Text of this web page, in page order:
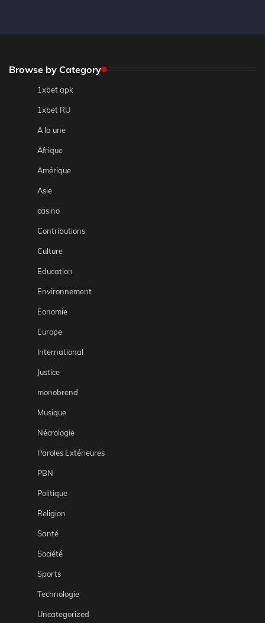
Browse by Category
1xbet apk
1xbet RU
A la une
Afrique
Amérique
Asie
casino
Contributions
Culture
Education
Environnement
Eonomie
Europe
International
Justice
monobrend
Musique
Nécrologie
Paroles Extérieures
PBN
Politique
Religion
Santé
Société
Sports
Technologie
Uncategorized